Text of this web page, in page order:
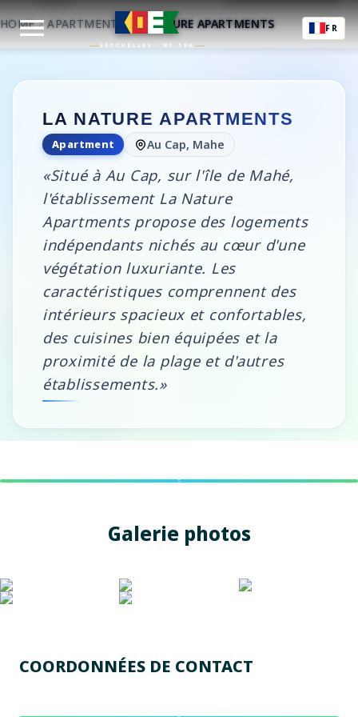
SEYCHELLES · BY SEA
FR
HOME APARTMENT LA NATURE APARTMENTS
LA NATURE APARTMENTS
Apartment Au Cap, Mahe
«Situé à Au Cap, sur l'île de Mahé,
l'établissement La Nature
Apartments propose des logements
indépendants nichés au cœur d'une
végétation luxuriante. Les
caractéristiques comprennent des
intérieurs spacieux et confortables,
des cuisines bien équipées et la
proximité de la plage et d'autres
établissements.»
Galerie photos
COORDONNÉES DE CONTACT